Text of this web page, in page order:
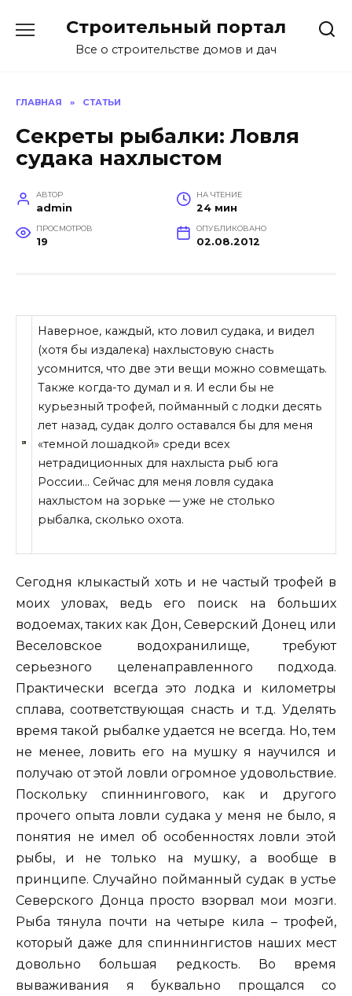
содержанию
Строительный портал
Все о строительстве домов и дач
ГЛАВНАЯ » СТАТЬИ
Секреты рыбалки: Ловля
судака нахлыстом
АВТОР
admin
НА ЧТЕНИЕ
24 мин
ПРОСМОТРОВ
19
ОПУБЛИКОВАНО
02.08.2012
Наверное, каждый, кто ловил судака, и видел
(хотя бы издалека) нахлыстовую снасть
усомнится, что две эти вещи можно совмещать.
Также когда-то думал и я. И если бы не
курьезный трофей, пойманный с лодки десять
лет назад, судак долго оставался бы для меня
«темной лошадкой» среди всех
нетрадиционных для нахлыста рыб юга
России… Сейчас для меня ловля судака
нахлыстом на зорьке — уже не столько
рыбалка, сколько охота.
Сегодня клыкастый хоть и не частый трофей в
моих уловах, ведь его поиск на больших
водоемах, таких как Дон, Северский Донец или
Веселовское водохранилище, требуют
серьезного целенаправленного подхода.
Практически всегда это лодка и километры
сплава, соответствующая снасть и т.д. Уделять
время такой рыбалке удается не всегда. Но, тем
не менее, ловить его на мушку я научился и
получаю от этой ловли огромное удовольствие.
Поскольку спиннингового, как и другого
прочего опыта ловли судака у меня не было, я
понятия не имел об особенностях ловли этой
рыбы, и не только на мушку, а вообще в
принципе. Случайно пойманный судак в устье
Северского Донца просто взорвал мои мозги.
Рыба тянула почти на четыре кила – трофей,
который даже для спиннингистов наших мест
довольно большая редкость. Во время
вываживания я буквально прощался со